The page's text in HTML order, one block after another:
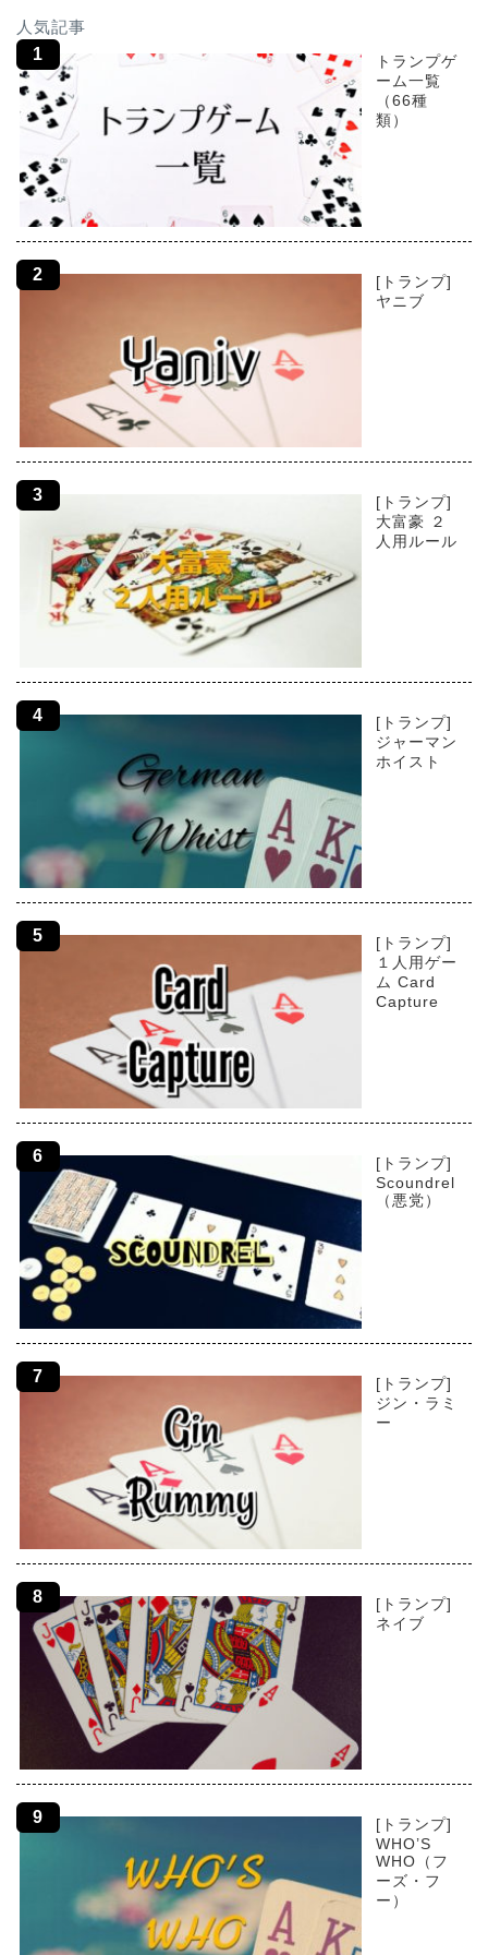
人気記事
トランプゲ
ーム一覧
（66種
類）
[トランプ]
ヤニブ
[トランプ]
大富豪 ２
人用ルール
[トランプ]
ジャーマン
ホイスト
[トランプ]
１人用ゲー
ム Card
Capture
[トランプ]
Scoundrel
（悪党）
[トランプ]
ジン・ラミ
ー
[トランプ]
ネイブ
[トランプ]
WHO’S
WHO（フ
ーズ・フ
ー）